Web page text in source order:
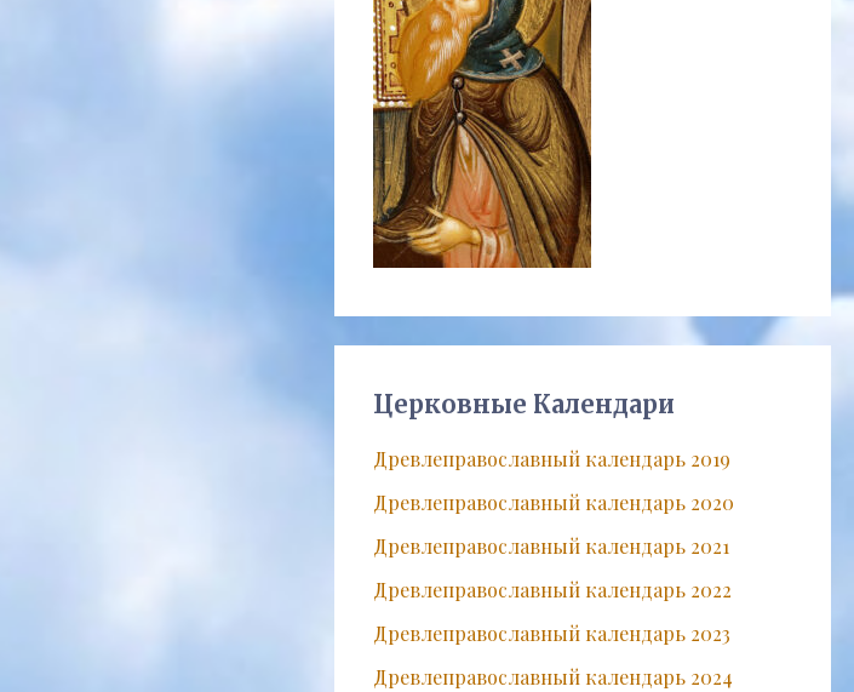
Церковные Календари
Древлеправославный календарь 2019
Древлеправославный календарь 2020
Древлеправославный календарь 2021
Древлеправославный календарь 2022
Древлеправославный календарь 2023
Древлеправославный календарь 2024